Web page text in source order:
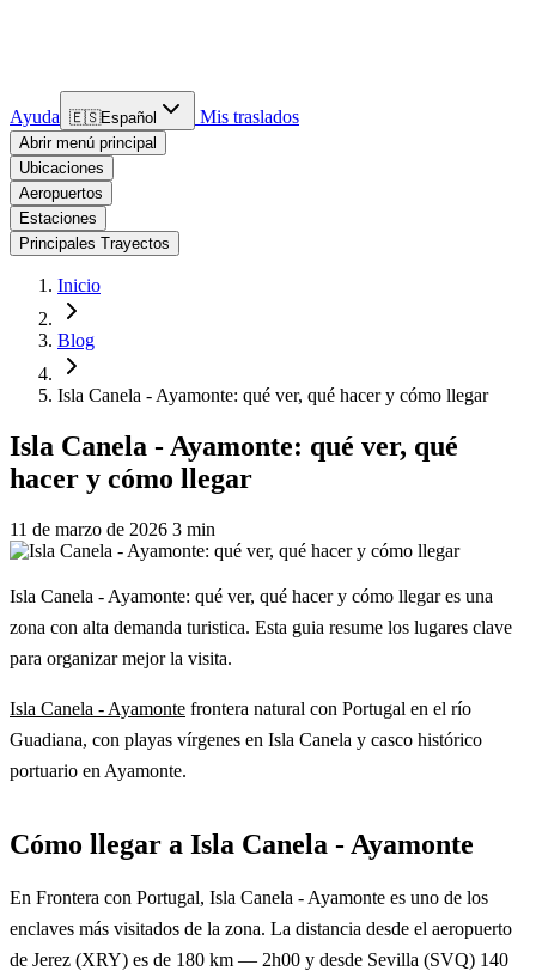
Ayuda 🇪🇸Español Mis traslados
Abrir menú principal
Ubicaciones
Aeropuertos
Estaciones
Principales Trayectos
Inicio
Blog
Isla Canela - Ayamonte: qué ver, qué hacer y cómo llegar
Isla Canela - Ayamonte: qué ver, qué
hacer y cómo llegar
11 de marzo de 2026 3 min
Isla Canela - Ayamonte: qué ver, qué hacer y cómo llegar es una
zona con alta demanda turistica. Esta guia resume los lugares clave
para organizar mejor la visita.
Isla Canela - Ayamonte frontera natural con Portugal en el río
Guadiana, con playas vírgenes en Isla Canela y casco histórico
portuario en Ayamonte.
Cómo llegar a Isla Canela - Ayamonte
En Frontera con Portugal, Isla Canela - Ayamonte es uno de los
enclaves más visitados de la zona. La distancia desde el aeropuerto
de Jerez (XRY) es de 180 km — 2h00 y desde Sevilla (SVQ) 140